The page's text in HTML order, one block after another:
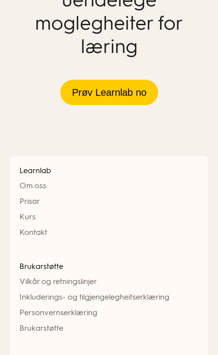
moglegheiter for
læring
Prøv Learnlab no
Learnlab
Om oss
Prisar
Kurs
Kontakt
Brukarstøtte
Vilkår og retningslinjer
Inkluderings- og tilgjengelegheitserklæring
Personvernserklæring
Brukarstøtte